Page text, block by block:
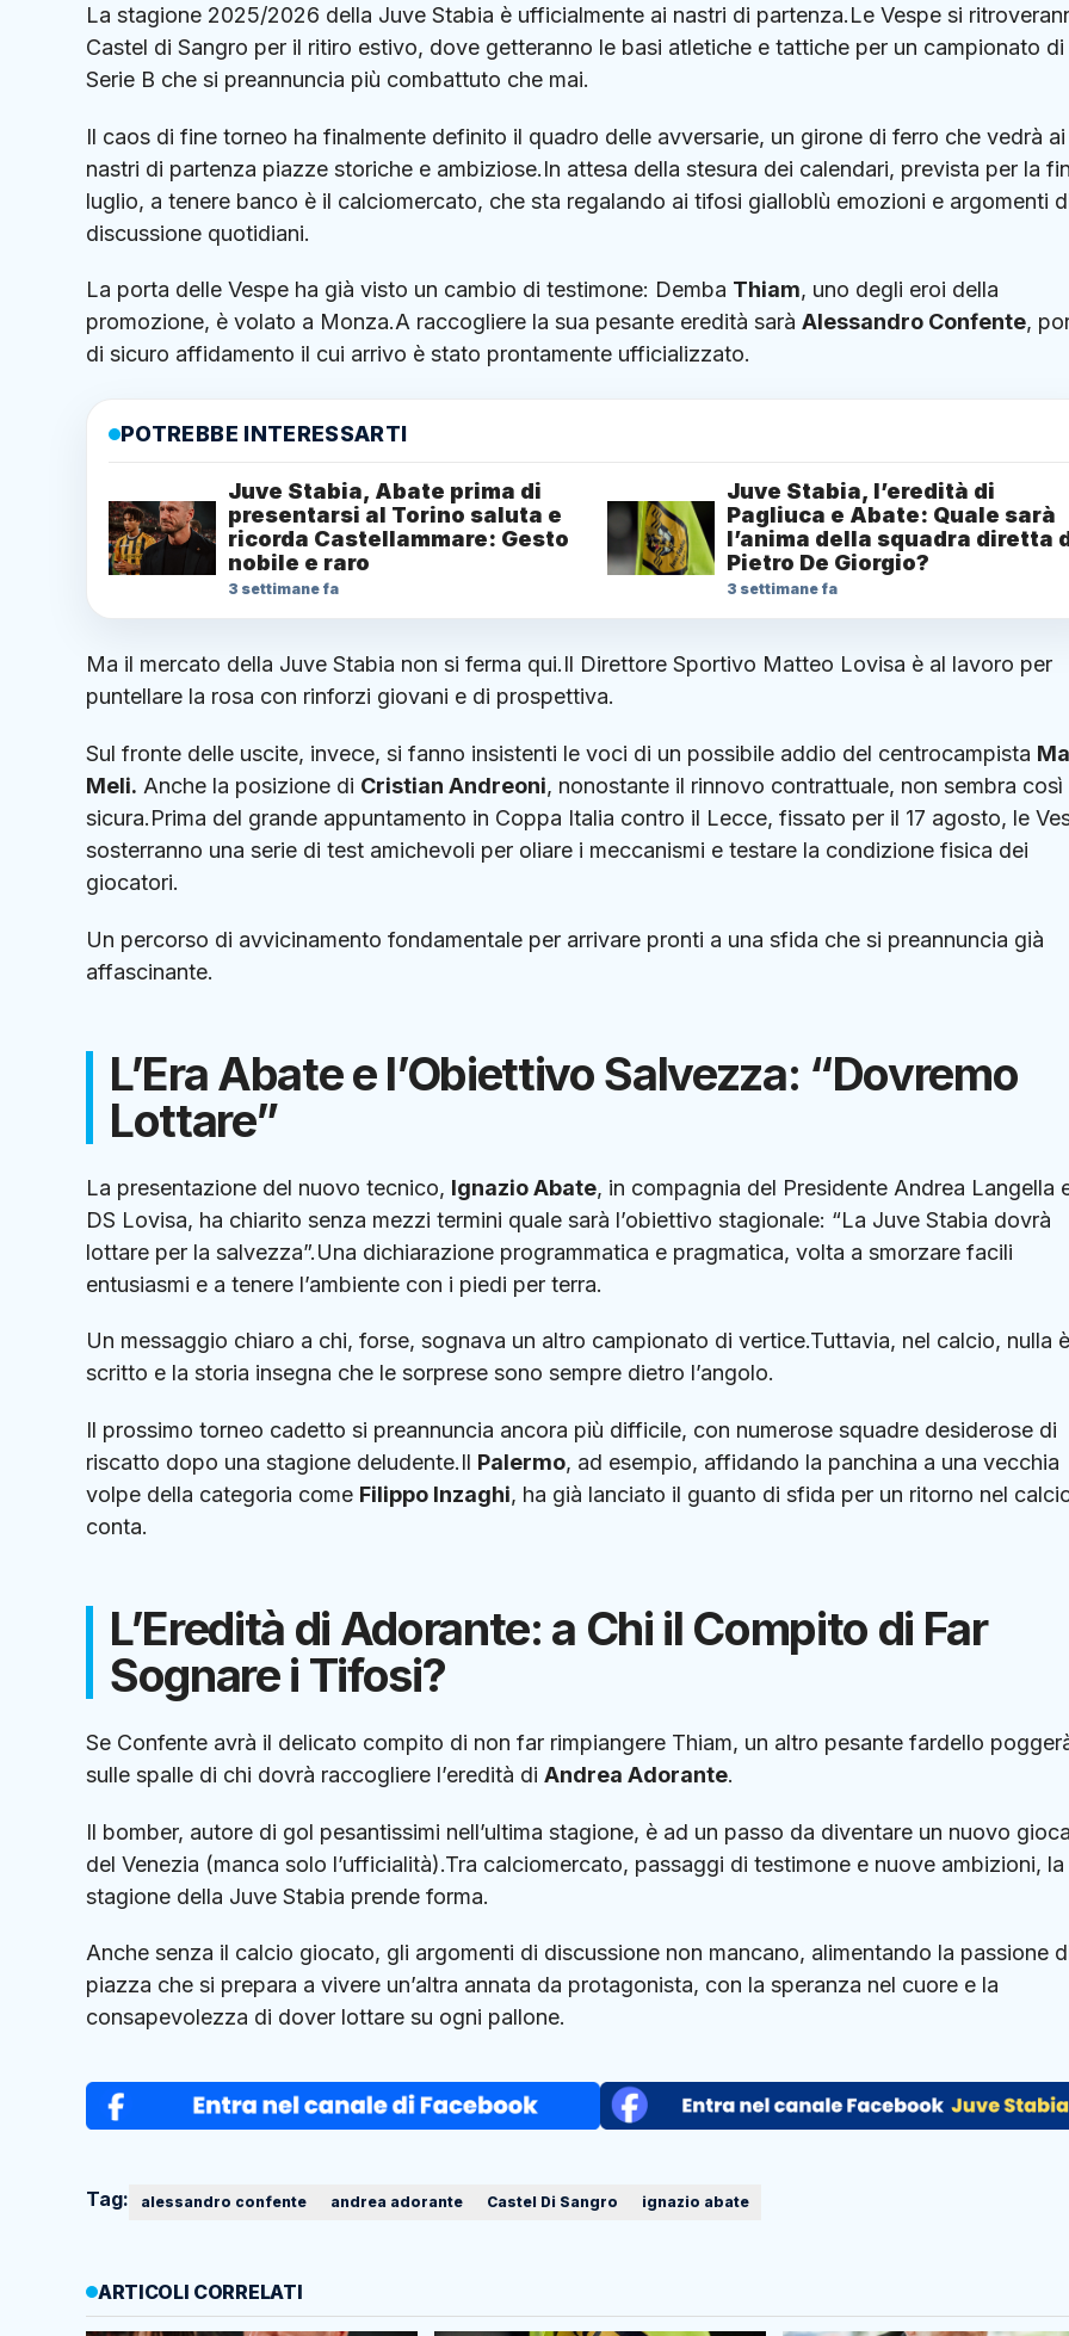
La stagione 2025/2026 della Juve Stabia è ufficialmente ai nastri di partenza.Le Vespe si
Castel di Sangro per il ritiro estivo, dove getteranno le basi atletiche e tattiche per un campionato di
Serie B che si preannuncia più combattuto che mai.
Il caos di fine torneo ha finalmente definito il quadro delle avversarie, un girone di ferro che vedrà ai
nastri di partenza piazze storiche e ambiziose.In attesa della stesura dei calendari, prevista per la
luglio, a tenere banco è il calciomercato, che sta regalando ai tifosi gialloblù emozioni e argomenti
discussione quotidiani.
La porta delle Vespe ha già visto un cambio di testimone: Demba Thiam, uno degli eroi della
promozione, è volato a Monza.A raccogliere la sua pesante eredità sarà Alessandro Confente,
di sicuro affidamento il cui arrivo è stato prontamente ufficializzato.
POTREBBE INTERESSARTI
Juve Stabia, Abate prima di
presentarsi al Torino saluta e
ricorda Castellammare: Gesto
nobile e raro
3 settimane fa
Juve Stabia, l’eredità di
Pagliuca e Abate: Quale sarà
l’anima della squadra diretta
Pietro De Giorgio?
3 settimane fa
Ma il mercato della Juve Stabia non si ferma qui.Il Direttore Sportivo Matteo Lovisa è al lavoro per
puntellare la rosa con rinforzi giovani e di prospettiva.
Sul fronte delle uscite, invece, si fanno insistenti le voci di un possibile addio del centrocampista
Meli. Anche la posizione di Cristian Andreoni, nonostante il rinnovo contrattuale, non sembra così
sicura.Prima del grande appuntamento in Coppa Italia contro il Lecce, fissato per il 17 agosto, le
sosterranno una serie di test amichevoli per oliare i meccanismi e testare la condizione fisica dei
giocatori.
Un percorso di avvicinamento fondamentale per arrivare pronti a una sfida che si preannuncia già
affascinante.
L’Era Abate e l’Obiettivo Salvezza: “Dovremo
Lottare”
La presentazione del nuovo tecnico, Ignazio Abate, in compagnia del Presidente Andrea Langella
DS Lovisa, ha chiarito senza mezzi termini quale sarà l’obiettivo stagionale: “La Juve Stabia dovrà
lottare per la salvezza”.Una dichiarazione programmatica e pragmatica, volta a smorzare facili
entusiasmi e a tenere l’ambiente con i piedi per terra.
Un messaggio chiaro a chi, forse, sognava un altro campionato di vertice.Tuttavia, nel calcio, nulla è
scritto e la storia insegna che le sorprese sono sempre dietro l’angolo.
Il prossimo torneo cadetto si preannuncia ancora più difficile, con numerose squadre desiderose di
riscatto dopo una stagione deludente.Il Palermo, ad esempio, affidando la panchina a una vecchia
volpe della categoria come Filippo Inzaghi, ha già lanciato il guanto di sfida per un ritorno nel
conta.
L’Eredità di Adorante: a Chi il Compito di Far
Sognare i Tifosi?
Se Confente avrà il delicato compito di non far rimpiangere Thiam, un altro pesante fardello
sulle spalle di chi dovrà raccogliere l’eredità di Andrea Adorante.
Il bomber, autore di gol pesantissimi nell’ultima stagione, è ad un passo da diventare un nuovo
del Venezia (manca solo l’ufficialità).Tra calciomercato, passaggi di testimone e nuove ambizioni, la
stagione della Juve Stabia prende forma.
Anche senza il calcio giocato, gli argomenti di discussione non mancano, alimentando la passione
piazza che si prepara a vivere un’altra annata da protagonista, con la speranza nel cuore e la
consapevolezza di dover lottare su ogni pallone.
Tag: alessandro confente andrea adorante Castel Di Sangro ignazio abate
ARTICOLI CORRELATI